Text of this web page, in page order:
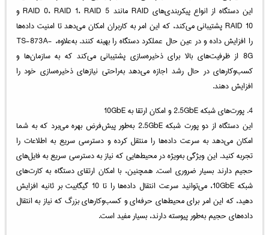
این دستگاه از انواع پیکربندی‌های RAID مانند RAID 0، RAID 1، RAID 5 و
RAID 10 پشتیبانی می‌کند، که این امر به کاربران امکان می‌دهد تا امنیت داده‌ها
را افزایش داده و در عین حال عملکرد دستگاه را بهینه کنند. به‌علاوه، TS-873A-
8G از ظرفیت‌های بالا برای ذخیره‌سازی پشتیبانی می‌کند که به سازمان‌ها و
کسب‌وکارهای در حال رشد اجازه می‌دهد به‌راحتی نیازهای ذخیره‌سازی خود را
افزایش دهند.
4. پورت‌های شبکه 2.5GbE و امکان ارتقا به 10GbE
این دستگاه از دو پورت شبکه 2.5GbE به‌طور پیش‌فرض بهره می‌برد که به شما
امکان می‌دهد به سرعت داده‌ها را منتقل کرده و دسترسی سریع به اطلاعات را
تجربه کنید. این ویژگی به‌ویژه در محیط‌هایی که نیاز به دسترسی سریع به فایل‌های
حجیم دارند بسیار ضروری است. همچنین، با امکان ارتقای دستگاه به کارت‌های
شبکه 10GbE، می‌توانید سرعت انتقال داده‌ها را تا 10 گیگابیت بر ثانیه افزایش
دهید، که این امر برای محیط‌های حرفه‌ای و کسب‌وکارهای بزرگ که نیاز به انتقال
داده‌های حجیم به‌طور پیوسته دارند، بسیار مفید است.